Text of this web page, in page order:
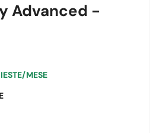
Advanced -
MESE